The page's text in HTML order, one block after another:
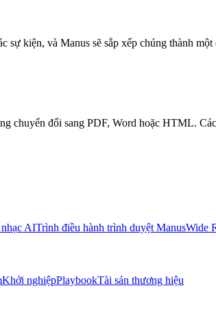
sự kiện, và Manus sẽ sắp xếp chúng thành
chuyển đổi sang PDF, Word hoặc HTML.
AITrình điều hành trình duyệt ManusWide
Khởi nghiệpPlaybookTài sản thương hiệu